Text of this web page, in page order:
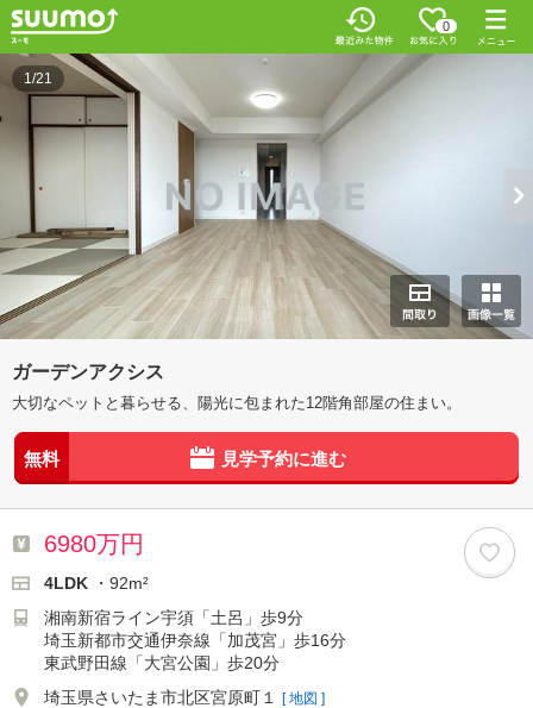
0
1/21
ガーデンアクシス
大切なペットと暮らせる、陽光に包まれた12階角部屋の住まい。
無料 見学予約に進む
6980万円
4LDK
・92m²
湘南新宿ライン宇須「土呂」歩9分
埼玉新都市交通伊奈線「加茂宮」歩16分
東武野田線「大宮公園」歩20分
埼玉県さいたま市北区宮原町１
[ 地図 ]